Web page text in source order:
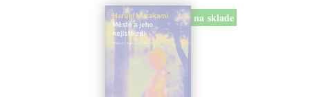
na sklade